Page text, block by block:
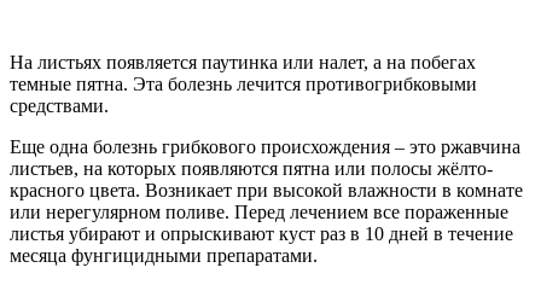
На листьях появляется паутинка или налет, а на побегах
темные пятна. Эта болезнь лечится противогрибковыми
средствами.
Еще одна болезнь грибкового происхождения – это ржавчина
листьев, на которых появляются пятна или полосы жёлто-
красного цвета. Возникает при высокой влажности в комнате
или нерегулярном поливе. Перед лечением все пораженные
листья убирают и опрыскивают куст раз в 10 дней в течение
месяца фунгицидными препаратами.